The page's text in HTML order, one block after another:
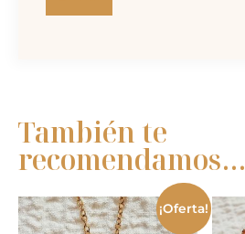
También te
recomendamos…
¡Oferta!